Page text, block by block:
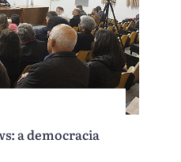
a democracia